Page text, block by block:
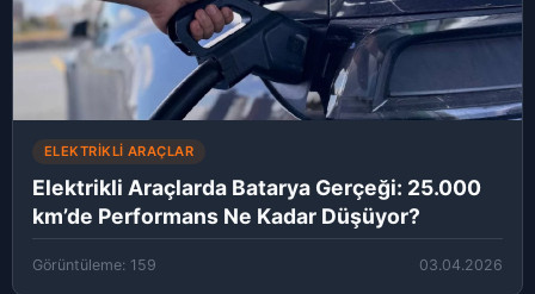
ELEKTRIKLI ARAÇLAR
Elektrikli Araçlarda Batarya Gerçeği: 25.000
km’de Performans Ne Kadar Düşüyor?
Görüntüleme: 159 03.04.2026